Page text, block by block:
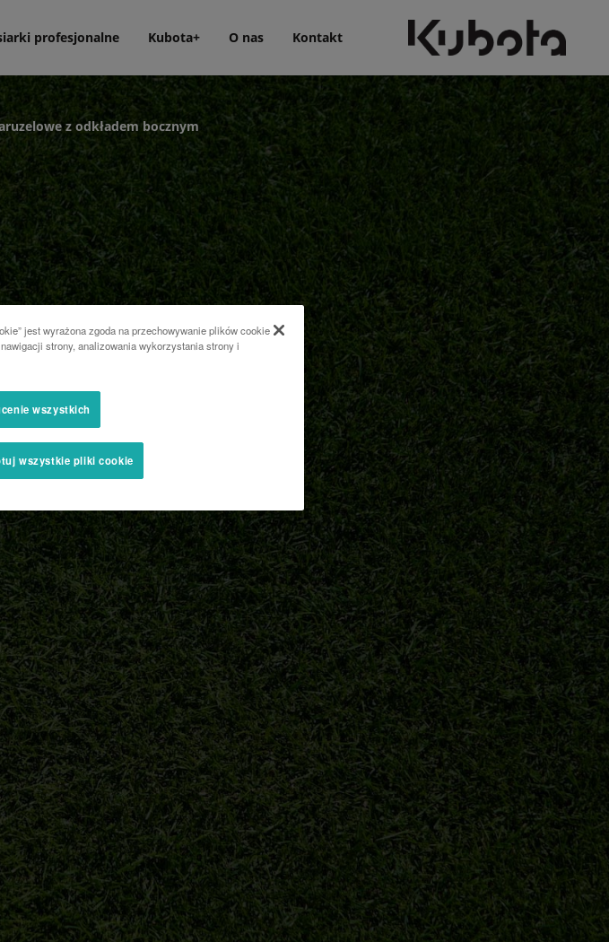
profesjonalne Kubota+ O nas Kontakt
z odkładem bocznym
jest wyrażona zgoda na przechowywanie plików cookie
strony, analizowania wykorzystania strony i
wszystkich
wszystkie pliki cookie